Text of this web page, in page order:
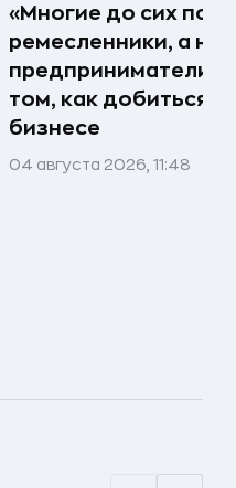
«Многие до сих пор
ремесленники, а не
предприниматели»:
том, как добиться
бизнесе
04 августа 2026, 11:48